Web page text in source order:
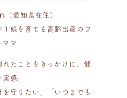
（愛知県在住）
１娘を育てる高齢出産のフ
ママ
れたことをきっかけに、健
感。
を守りたい」「いつまでも